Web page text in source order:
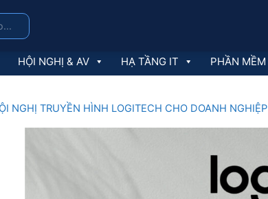
HỘI NGHỊ & AV HẠ TẦNG IT PHẦN MỀM
NGHỊ TRUYỀN HÌNH LOGITECH CHO DOANH NGHIỆP